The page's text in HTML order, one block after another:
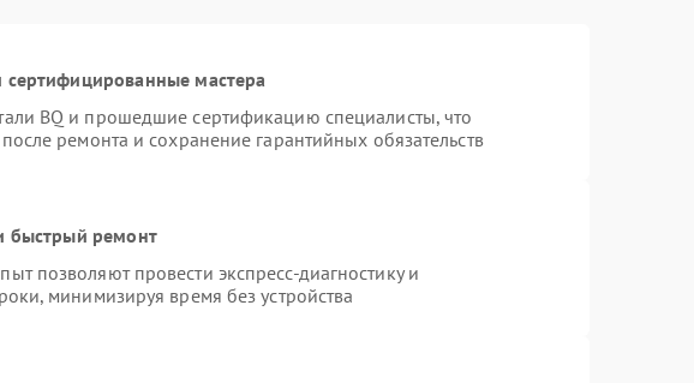
сертифицированные мастера
BQ и прошедшие сертификацию специалисты, что
ремонта и сохранение гарантийных обязательств
быстрый ремонт
позволяют провести экспресс-диагностику и
минимизируя время без устройства